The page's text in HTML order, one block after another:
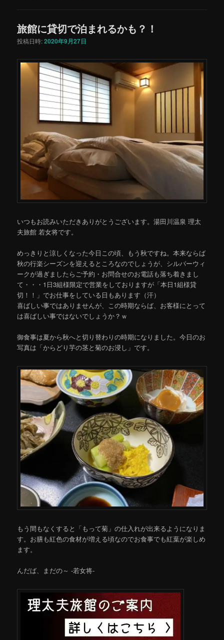
旅館に貸切で泊まれるかも？！
投稿日時:2020年9月27日
いつもお読みいただきありがとうございます。湯田川温泉 理太
夫旅館 若女将です。
めっきりと涼しくなった今日この頃、もう秋ですね。本来ならば
秋の行楽シーズンを迎えるところなのでしょうが、シルバーウィ
ークが過ぎましたらご予約・お問合せのお電話も落ち着きまし
て・・・1日3組様限定で営業をしておりますが「本日1組様貸
切！！」でお仕事をしている日もあります（汗）
喜ばしい事ではありませんが、この時期ならば、お客様にとって
は喜ばしい事ではないでしょうか？ｗ
御食事は夏から秋へと切り替わりの時期になりました。今日のお
写真は「からどり芋の茎と菊のお浸し」です。
もう間もなくすると「もって菊」の仕入れが出来るようになりま
す。お膳も紅色の食材が増える頃なのでお食事でも紅葉が楽しめ
ます。
んだば、まだの～ -若女将-